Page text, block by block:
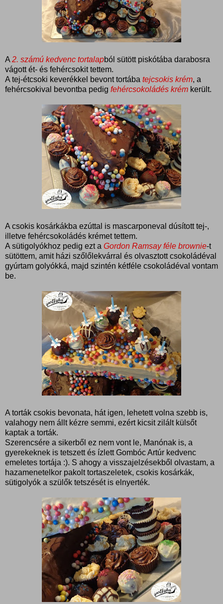
A2. számú kedvenc tortalapból sütött piskótába darabosra
vágott ét- és fehércsokit tettem.
A tej-étcsoki keverékkel bevont tortába tejcsokis krém, a
fehércsokival bevontba pedig fehércsokoládés krém került.
A csokis kosárkákba ezúttal is mascarponeval dúsított tej-,
illetve fehércsokoládés krémet tettem.
A sütigolyókhoz pedig ezt a Gordon Ramsay féle brownie-t
sütöttem, amit házi szőlőlekvárral és olvasztott csokoládéval
gyúrtam golyókká, majd szintén kétféle csokoládéval vontam
be.
A torták csokis bevonata, hát igen, lehetett volna szebb is,
valahogy nem állt kézre semmi, ezért kicsit zilált külsőt
kaptak a torták.
Szerencsére a sikerből ez nem vont le, Manónak is, a
gyerekeknek is tetszett és ízlett Gombóc Artúr kedvenc
emeletes tortája :). S ahogy a visszajelzésekből olvastam, a
hazamenetelkor pakolt tortaszeletek, csokis kosárkák,
sütigolyók a szülők tetszését is elnyerték.